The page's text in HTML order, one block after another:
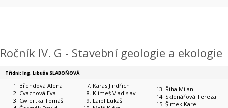
Ročník IV. G - Stavební geologie a ekologie
Třídní: Ing. Libuše SLABOŇOVÁ
Břendová Alena
Cvachová Eva
Cwiertka Tomáš
Karas Jindřich
Klimeš Vladislav
Laibl Lukáš
Říha Milan
Sklenářová Tereza
Šimek Karel